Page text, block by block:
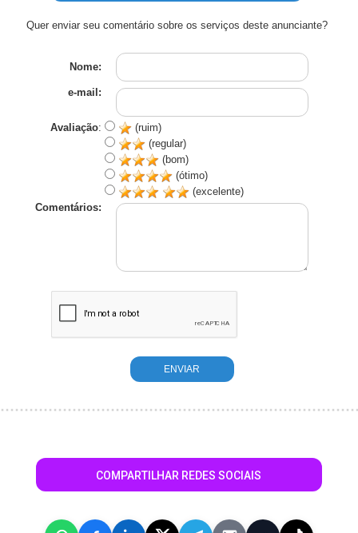
Quer enviar seu comentário sobre os serviços deste anunciante?
Nome:
e-mail:
Avaliação:
(ruim)
(regular)
(bom)
(ótimo)
(excelente)
Comentários:
COMPARTILHAR REDES SOCIAIS